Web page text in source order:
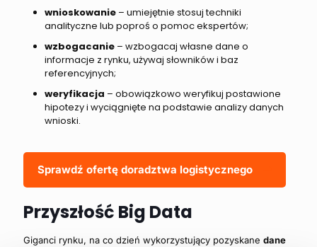
wnioskowanie – umiejętnie stosuj techniki
analityczne lub poproś o pomoc ekspertów;
wzbogacanie – wzbogacaj własne dane o
informacje z rynku, używaj słowników i baz
referencyjnych;
weryfikacja – obowiązkowo weryfikuj postawione
hipotezy i wyciągnięte na podstawie analizy danych
wnioski.
Sprawdź ofertę doradztwa logistycznego
Przyszłość Big Data
Giganci rynku, na co dzień wykorzystujący pozyskane dane